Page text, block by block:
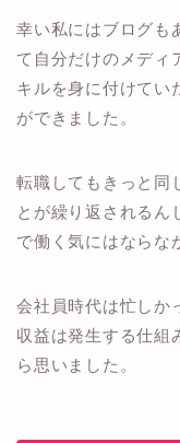
幸い私にはブログも
て自分だけのメディ
キルを身に付けてい
ができました。
転職してもきっと同
とが繰り返されるん
で働く気にはならな
会社員時代は忙しか
収益は発生する仕組
ら思いました。